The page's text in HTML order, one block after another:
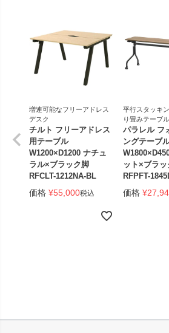
増連可能なフリーアドレス
デスク
チルト フリーアドレス
用テーブル
W1200×D1200 ナチュ
ラル×ブラック脚
RFCLT-1212NA-BL
価格 ¥55,000税込
平行スタッキ
り畳みテーブル
パラレル フ
ングテーブ
ット×ブラッ
RFPFT-
価格 ¥